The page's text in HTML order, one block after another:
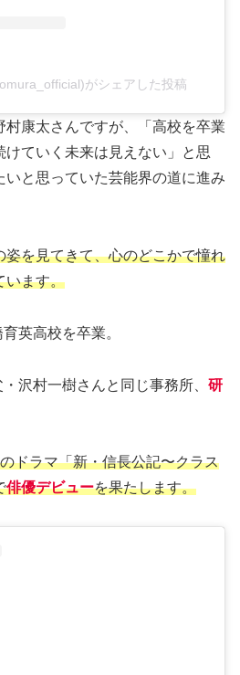
がシェアした投稿
康太さんですが、「高校を卒業
ていく未来は見えない」と思
いと思っていた芸能界の道に進み
姿を見てきて、心のどこかで憧れ
います。
英高校を卒業。
沢村一樹さんと同じ事務所、 研
ドラマ「新・信長公記〜クラス
俳優デビューを果たします。